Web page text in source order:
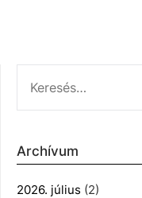
Archívum
2026. július (2)